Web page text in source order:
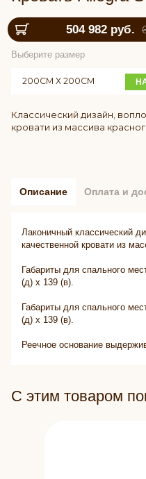
504 982 руб.
Выберите размер
200СМ X 200СМ
Классический дизайн,
кровати из массива
Описание Оплата и
Лаконичный классический
качественной кровати из
Габариты для спального
(д) x 139 (в).
Габариты для спального
(д) x 139 (в).
Реечное основание
С этим товаром